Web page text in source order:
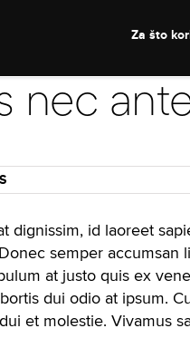
Za što
nec
dignissim, id laoreet
semper
at justo quis ex
dui odio at ipsum.
et molestie. Vivamus